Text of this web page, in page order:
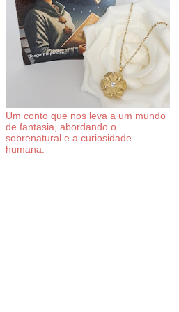
Um conto que nos leva a um mundo
de fantasia, abordando o
sobrenatural e a curiosidade
humana.